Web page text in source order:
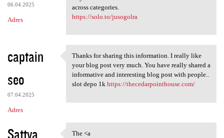
06.04.2025
Adres
across categories.
https://solo.to/jusogolra
captain
seo
07.04.2025
Adres
Thanks for sharing this
Thanks for sharing this information. I really like
your blog post very much. You have really shared a
informative and interesting blog post with people..
slot depo 1k https://thecedarpointhouse.com/
Sattva
The <a